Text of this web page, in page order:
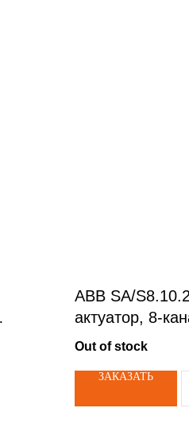
ABB SA/
актуатор, 8-
Out of stock
ЗАКАЗАТЬ